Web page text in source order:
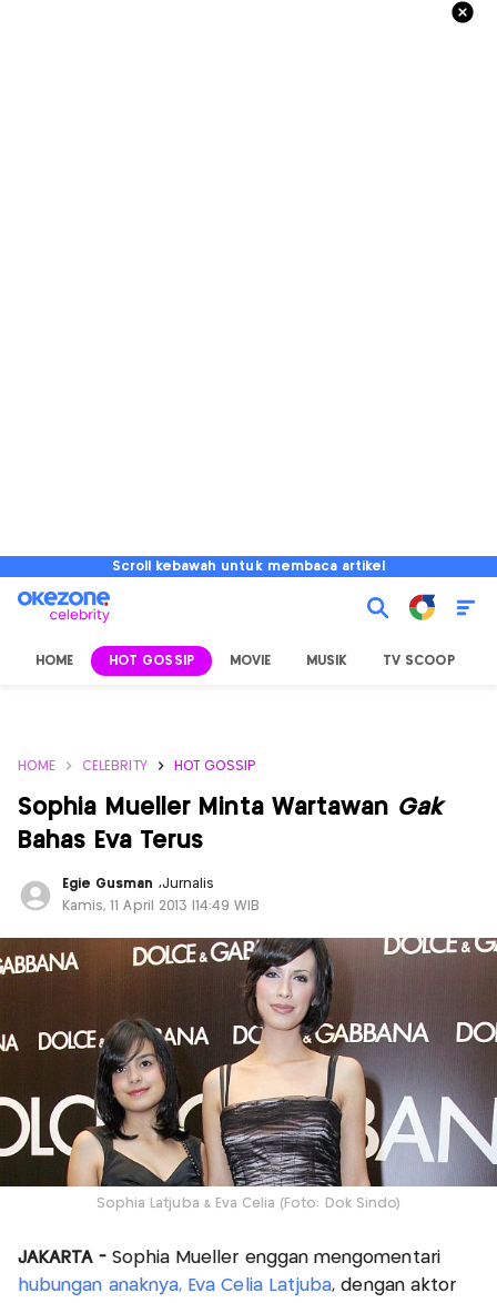
Scroll kebawah untuk membaca artikel
HOME HOT GOSSIP MOVIE MUSIK TV SCOOP
HOME CELEBRITY HOT GOSSIP
Sophia Mueller Minta Wartawan Gak
Bahas Eva Terus
Egie Gusman ,Jurnalis
Kamis, 11 April 2013 |14:49 WIB
Sophia Latjuba & Eva Celia (Foto: Dok Sindo)
JAKARTA - Sophia Mueller enggan mengomentari
hubungan anaknya, Eva Celia Latjuba, dengan aktor